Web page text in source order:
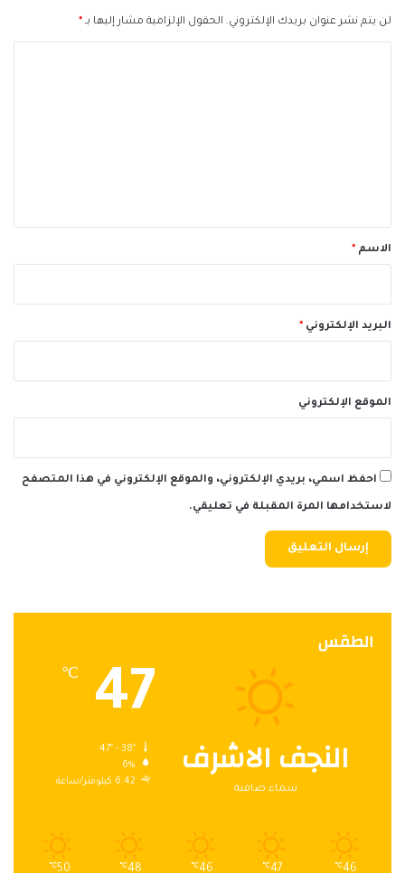
لن يتم نشر عنوان بريدك الإلكتروني. الحقول الإلزامية مشار إليها بـ *
*الاسم *
البريد الإلكتروني *
الموقع الإلكتروني
احفظ اسمي، بريدي الإلكتروني، والموقع الإلكتروني في هذا المتصفح
لاستخدامها المرة المقبلة في تعليقي.
الطقس
النجف الاشرف
سماء صافية
47
℃
6%
6.42 كيلومتر/ساعة
46
℃
47
℃
46
℃
48
℃
50
℃